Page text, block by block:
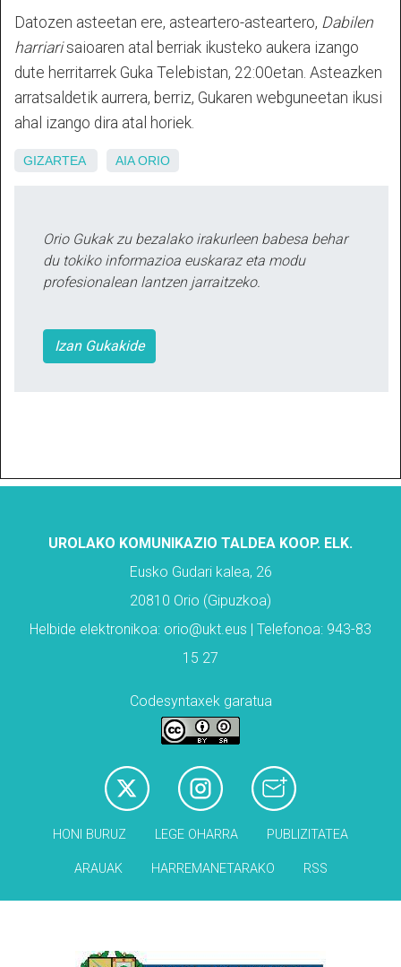
Datozen asteetan ere, asteartero-asteartero, Dabilen
harriarisaioaren atal berriak ikusteko aukera izango
dute herritarrek Guka Telebistan, 22:00etan. Asteazken
arratsaldetik aurrera, berriz, Gukaren webguneetan ikusi
ahal izango dira atal horiek.
GIZARTEA AIA ORIO
Orio Gukak zu bezalako irakurleen babesa behar
du tokiko informazioa euskaraz eta modu
profesionalean lantzen jarraitzeko.
Izan Gukakide
UROLAKO KOMUNIKAZIO TALDEA KOOP. ELK.
Eusko Gudari kalea, 26
20810 Orio (Gipuzkoa)
Helbide elektronikoa: orio@ukt.eus | Telefonoa: 943-83
15 27
Codesyntaxek garatua
HONI BURUZ LEGE OHARRA PUBLIZITATEA
ARAUAK HARREMANETARAKO RSS